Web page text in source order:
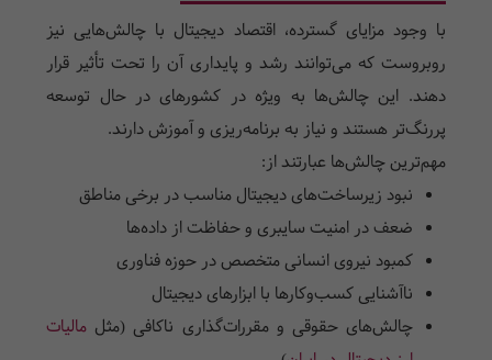
با وجود مزایای گسترده، اقتصاد دیجیتال با چالش‌هایی نیز
روبروست که می‌توانند رشد و پایداری آن را تحت تأثیر قرار
دهند. این چالش‌ها به ویژه در کشورهای در حال توسعه
پررنگ‌تر هستند و نیاز به برنامه‌ریزی و آموزش دارند.
مهم‌ترین چالش‌ها عبارتند از:
نبود زیرساخت‌های دیجیتال مناسب در برخی مناطق
ضعف در امنیت سایبری و حفاظت از داده‌ها
کمبود نیروی انسانی متخصص در حوزه فناوری
ناآشنایی کسب‌وکارها با ابزارهای دیجیتال
چالش‌های حقوقی و مقررات‌گذاری ناکافی (مثل مالیات